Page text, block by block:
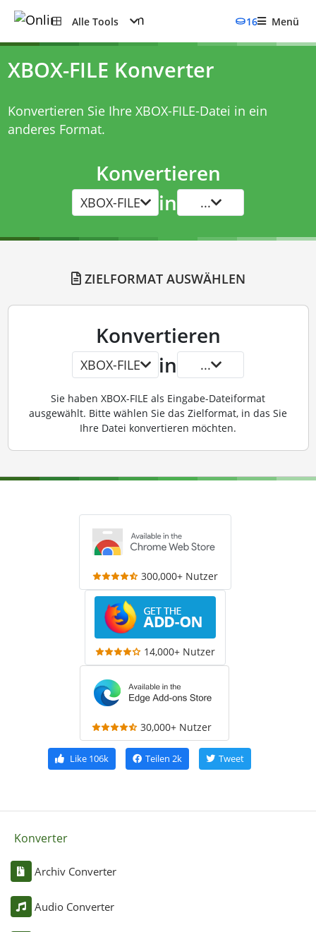
Alle Tools 16 Menü
XBOX-FILE Konverter
Konvertieren Sie Ihre XBOX-FILE-Datei in ein
anderes Format.
Konvertieren
XBOX-FILE in ...
ZIELFORMAT AUSWÄHLEN
Konvertieren
XBOX-FILE in ...
Sie haben XBOX-FILE als Eingabe-Dateiformat
ausgewählt. Bitte wählen Sie das Zielformat, in das Sie
Ihre Datei konvertieren möchten.
300,000+ Nutzer
14,000+ Nutzer
30,000+ Nutzer
Like 106k Teilen 2k Tweet
Konverter
Archiv Converter
Audio Converter